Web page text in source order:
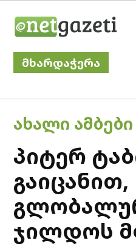
მხარდაჭერა
POSTED
IN
ᲐᲮᲐᲚᲘ ᲐᲛᲑᲔᲑᲘ
პიტერ
გაიცანით,
ჯილდოს